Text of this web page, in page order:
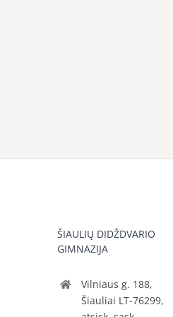
ŠIAULIŲ DIDŽDVARIO
GIMNAZIJA
Vilniaus g. 188,
Šiauliai LT-76299,